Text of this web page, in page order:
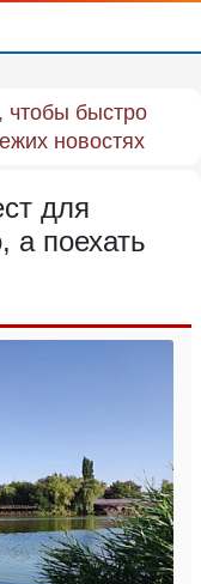
чтобы быстро
новостях
для
а поехать